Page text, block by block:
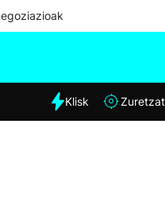
Eguraldia
Klisk Zuretzat